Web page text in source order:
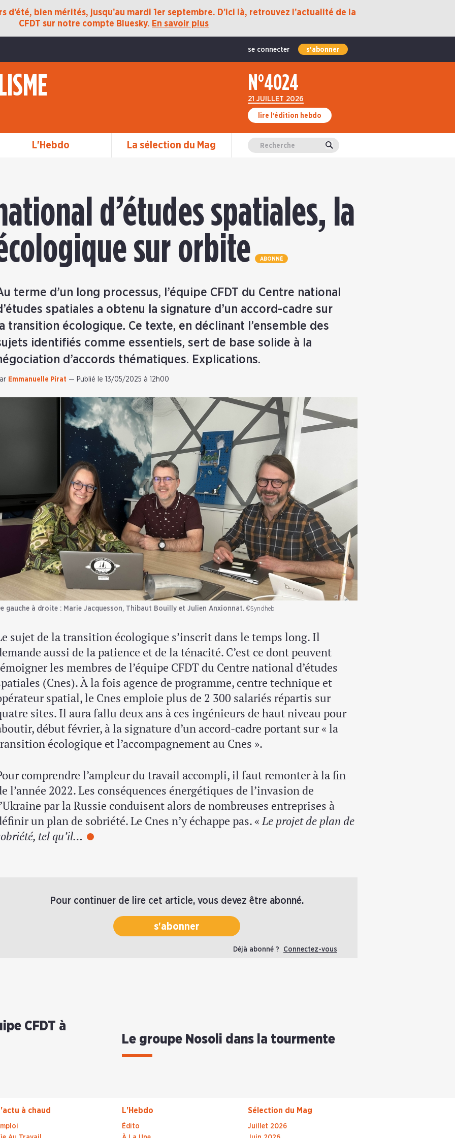
d’été, bien mérités, jusqu’au mardi 1er septembre. D’ici là, retrouvez l’actualité de la
CFDT sur notre compte Bluesky. En savoir plus
se connecter s'abonner
N°4024
21 JUILLET 2026
lire l’édition hebdo
L'Hebdo La sélection du Mag Valider
d’études spatiales, la
sur orbite
ABONNÉ
terme d’un long processus, l’équipe CFDT du Centre national
spatiales a obtenu la signature d’un accord-cadre sur
transition écologique. Ce texte, en déclinant l’ensemble des
identifiés comme essentiels, sert de base solide à la
d’accords thématiques. Explications.
Emmanuelle Pirat — Publié le 13/05/2025 à 12h00
gauche à droite : Marie Jacquesson, Thibaut Bouilly et Julien Anxionnat. ©Syndheb
sujet de la transition écologique s’inscrit dans le temps long. Il
aussi de la patience et de la ténacité. C’est ce dont peuvent
les membres de l’équipe CFDT du Centre national d’études
(Cnes). À la fois agence de programme, centre technique et
spatial, le Cnes emploie plus de 2 300 salariés répartis sur
sites. Il aura fallu deux ans à ces ingénieurs de haut niveau pour
début février, à la signature d’un accord-cadre portant sur « la
écologique et l’accompagnement au Cnes ».
comprendre l’ampleur du travail accompli, il faut remonter à la fin
l’année 2022. Les conséquences énergétiques de l’invasion de
par la Russie conduisent alors de nombreuses entreprises à
un plan de sobriété. Le Cnes n’y échappe pas. «Le projet de plan de
tel qu’il…
Pour continuer de lire cet article, vous devez être abonné.
s'abonner
Déjà abonné ? Connectez-vous
CFDT à
Le groupe Nosoli dans la tourmente
à chaud L'Hebdo
Édito
Sélection du Mag
Juillet 2026